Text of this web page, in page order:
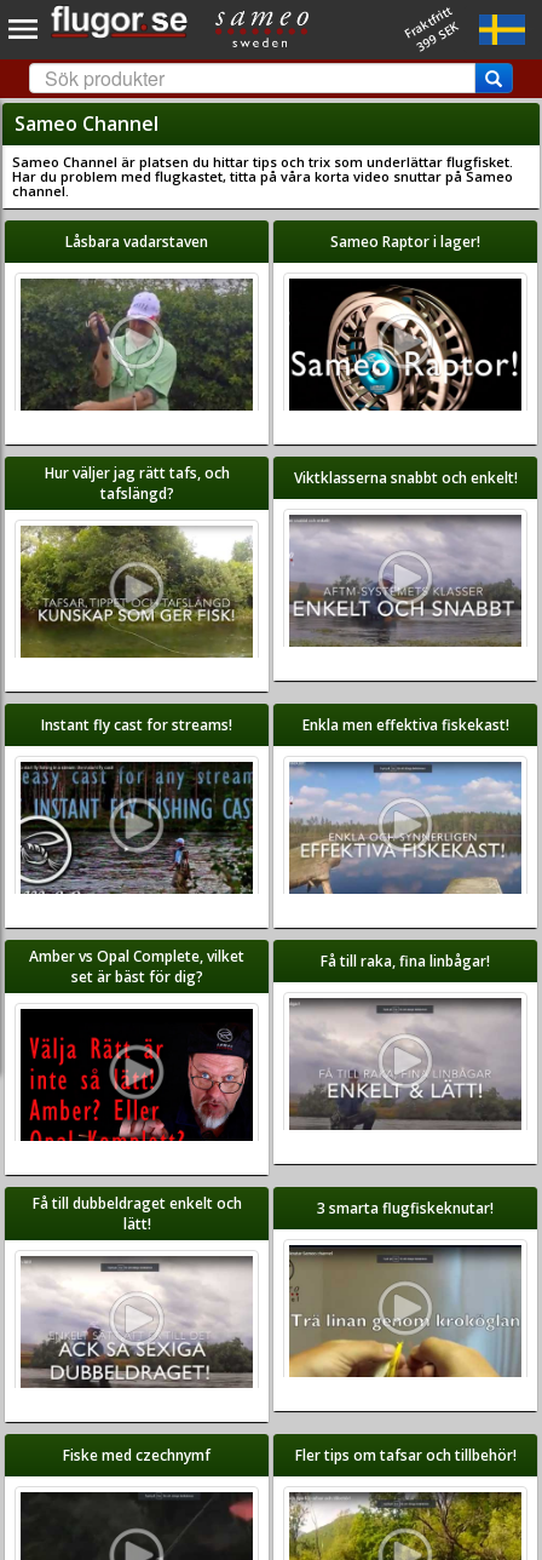
Fraktfritt
399 SEK
Sameo Channel
Sameo Channel är platsen du hittar tips och trix som underlättar flugfisket.
Har du problem med flugkastet, titta på våra korta video snuttar på Sameo
channel.
Låsbara vadarstaven Sameo Raptor i lager!
Hur väljer jag rätt tafs, och
tafslängd?
Viktklasserna snabbt och enkelt!
Instant fly cast for streams! Enkla men effektiva fiskekast!
Amber vs Opal Complete, vilket
set är bäst för dig?
Få till raka, fina linbågar!
Få till dubbeldraget enkelt och
lätt!
3 smarta flugfiskeknutar!
Fiske med czechnymf Fler tips om tafsar och tillbehör!